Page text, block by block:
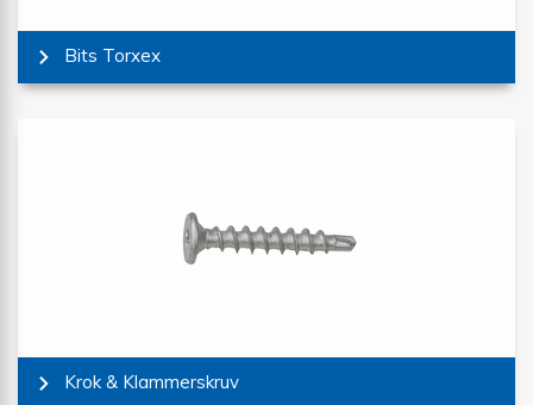
Bits Torxex
Krok & Klammerskruv